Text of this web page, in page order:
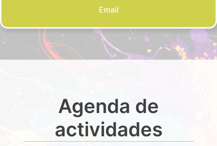
Email
Agenda de
actividades